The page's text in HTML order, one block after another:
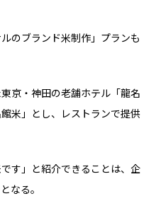
のブランド米制作」プランも
京・神田の老舗ホテル「龍名
米」とし、レストランで提供
す」と紹介できることは、企
なる。